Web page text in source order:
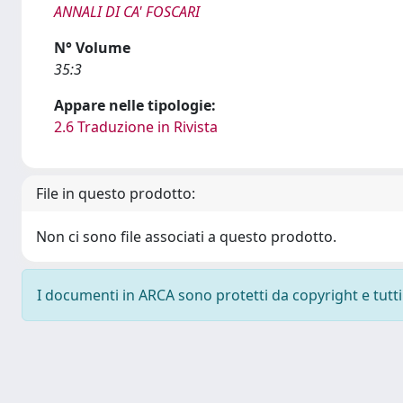
ANNALI DI CA' FOSCARI
N° Volume
35:3
Appare nelle tipologie:
2.6 Traduzione in Rivista
File in questo prodotto:
Non ci sono file associati a questo prodotto.
I documenti in ARCA sono protetti da copyright e